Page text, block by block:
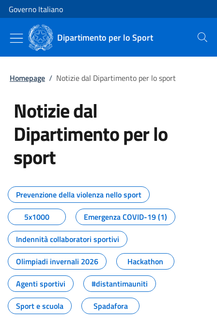
Vai al contenuto
Vai alla navigazione del sito
Governo Italiano
Dipartimento per lo Sport Cerca
Homepage / Notizie dal Dipartimento per lo sport
Notizie dal
Dipartimento per lo
sport
Tutti i contenuti della pagina
Prevenzione della violenza nello sport
5x1000
Emergenza COVID-19 (1)
Indennità collaboratori sportivi
Olimpiadi invernali 2026
Hackathon
Agenti sportivi
#distantimauniti
Sport e scuola
Spadafora